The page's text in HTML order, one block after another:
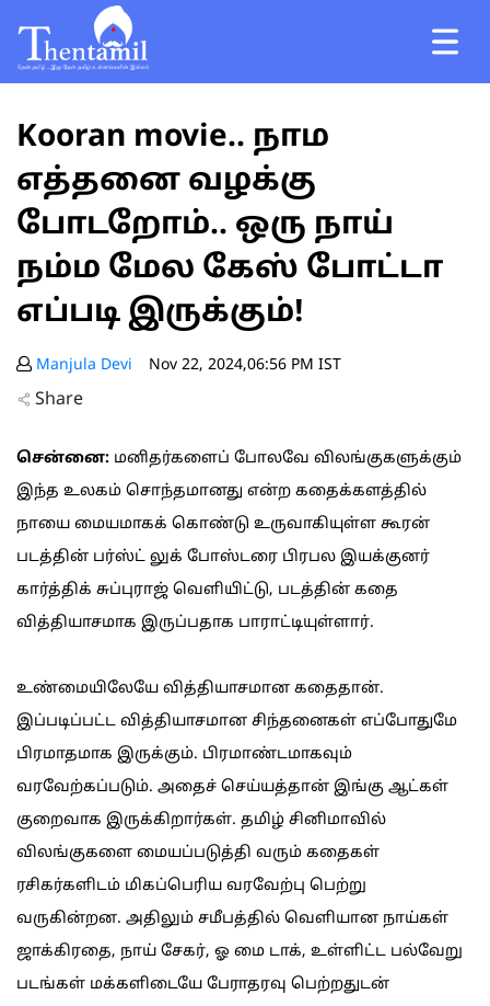
Kooran movie.. நாம
எத்தனை வழக்கு
போடறோம்.. ஒரு நாய்
நம்ம மேல கேஸ் போட்டா
எப்படி இருக்கும்!
Manjula Devi Nov 22, 2024,06:56 PM IST
Share
சென்னை: மனிதர்களைப் போலவே விலங்குகளுக்கும்
இந்த உலகம் சொந்தமானது என்ற கதைக்களத்தில்
நாயை மையமாகக் கொண்டு உருவாகியுள்ள கூரன்
படத்தின் பர்ஸ்ட் லுக் போஸ்டரை பிரபல இயக்குனர்
கார்த்திக் சுப்புராஜ் வெளியிட்டு, படத்தின் கதை
வித்தியாசமாக இருப்பதாக பாராட்டியுள்ளார்.
உண்மையிலேயே வித்தியாசமான கதைதான்.
இப்படிப்பட்ட வித்தியாசமான சிந்தனைகள் எப்போதுமே
பிரமாதமாக இருக்கும். பிரமாண்டமாகவும்
வரவேற்கப்படும். அதைச் செய்யத்தான் இங்கு ஆட்கள்
குறைவாக இருக்கிறார்கள். தமிழ் சினிமாவில்
விலங்குகளை மையப்படுத்தி வரும் கதைகள்
ரசிகர்களிடம் மிகப்பெரிய வரவேற்பு பெற்று
வருகின்றன. அதிலும் சமீபத்தில் வெளியான நாய்கள்
ஜாக்கிரதை, நாய் சேகர், ஓ மை டாக், உள்ளிட்ட பல்வேறு
படங்கள் மக்களிடையே பேராதரவு பெற்றதுடன்